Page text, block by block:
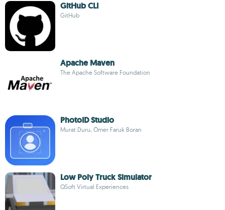
GitHub CLI
GitHub
Apache Maven
The Apache Software Foundation
PhotoID Studio
Murat Duru, Ömer Faruk Boran
Low Poly Truck Simulator
QSoft Virtual Experiences